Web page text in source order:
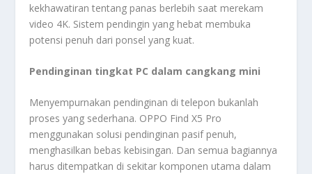
kekhawatiran tentang panas berlebih saat merekam
video 4K. Sistem pendingin yang hebat membuka
potensi penuh dari ponsel yang kuat.
Pendinginan tingkat PC dalam cangkang mini
Menyempurnakan pendinginan di telepon bukanlah
proses yang sederhana. OPPO Find X5 Pro
menggunakan solusi pendinginan pasif penuh,
menghasilkan bebas kebisingan. Dan semua bagiannya
harus ditempatkan di sekitar komponen utama dalam